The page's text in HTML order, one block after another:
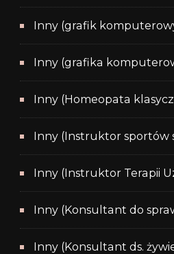
Inny (grafik
Inny (grafika
Inny (Homeopata
Inny (Instruktor sportów
Inny (Instruktor Terapii
Inny (Konsultant do
Inny (Konsultant ds.